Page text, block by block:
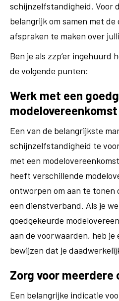
schijnzelfstandigheid. Voor
belangrijk om samen met
afspraken te maken over
Ben je als zzp’er ingehuurd
de volgende punten:
Werk met een
modelovereenkomst
Een van de belangrijkste
schijnzelfstandigheid te
met een
heeft verschillende
ontworpen om aan te tonen
een dienstverband. Als je
goedgekeurde
aan de voorwaarden, heb je
bewijzen dat je
Zorg voor
Een belangrijke indicatie